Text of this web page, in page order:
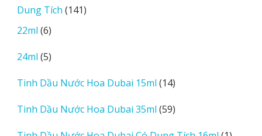
Dung Tích 141141
22ml 66
phẩm
24ml 55
phẩm
Tinh Dầu Nước Hoa Dubai 15ml 1414
phẩm
Tinh Dầu Nước Hoa Dubai 35ml 5959